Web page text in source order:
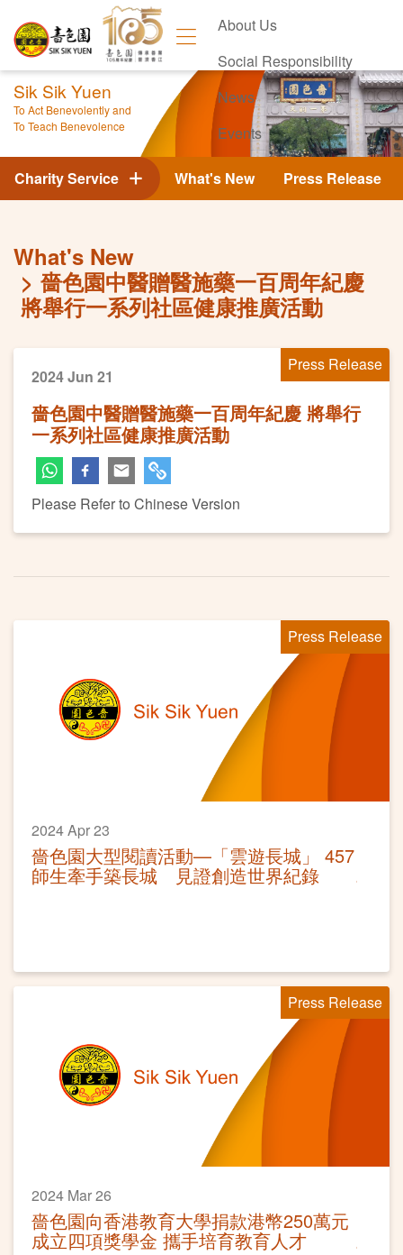
About Us
Social Responsibility
News
Events
Contact Us
Sik Sik Yuen
To Act Benevolently and
To Teach Benevolence
What's New Press Release
Charity Service
What's New
嗇色園中醫贈醫施藥一百周年紀慶
將舉行一系列社區健康推廣活動
Press Release
2024 Jun 21
嗇色園中醫贈醫施藥一百周年紀慶 將舉行
一系列社區健康推廣活動
Please Refer to Chinese Version
Press Release
2024 Apr 23
嗇色園大型閱讀活動—「雲遊長城」 457
師生牽手築長城 見證創造世界紀錄
Press Release
2024 Mar 26
嗇色園向香港教育大學捐款港幣250萬元
成立四項獎學金 攜手培育教育人才